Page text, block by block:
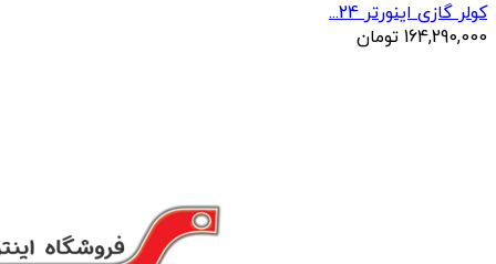
کولر گازی اینورتر 24...
164,290,000 تومان